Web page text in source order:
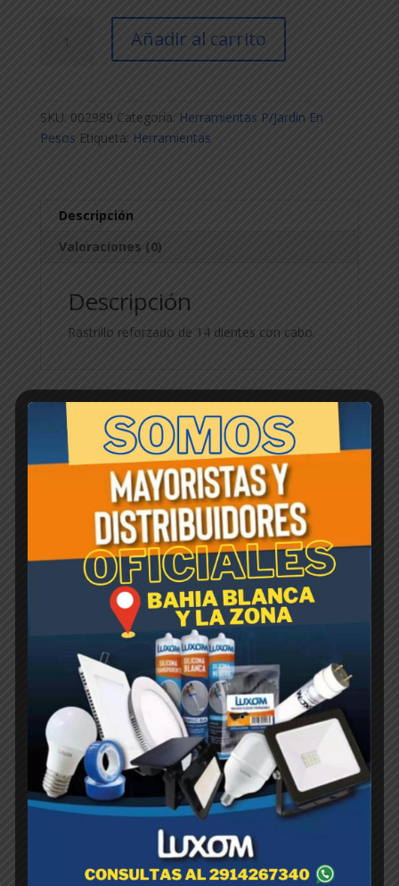
Reforzado
Añadir al carrito
SKU: 002989 Categoría: Herramientas P/Jardin En
Pesos Etiqueta: Herramientas
Descripción
Valoraciones (0)
Descripción
Rastrillo reforzado de 14 dientes con cabo.
Productos relacionados
RASTRILLO Reforzado Sin
Cabo 18 DIENTES